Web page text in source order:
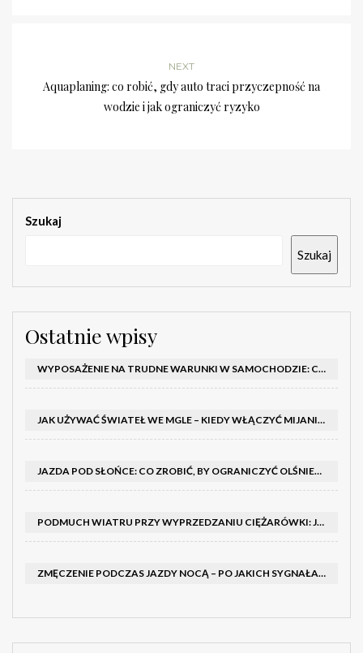
NEXT
Aquaplaning: co robić, gdy auto traci przyczepność na
wodzie i jak ograniczyć ryzyko
Szukaj
Szukaj
Ostatnie wpisy
WYPOSAŻENIE NA TRUDNE WARUNKI W SAMOCHODZIE: CO MIEĆ ZIMĄ, W TRASIE I NA WYPADEK AWARII
JAK UŻYWAĆ ŚWIATEŁ WE MGLE – KIEDY WŁĄCZYĆ MIJANIA I PRZECIWMGIELNE ORAZ CZEGO NIE ROBIĆ
JAZDA POD SŁOŃCE: CO ZROBIĆ, BY OGRANICZYĆ OLŚNIENIE I POPRAWIĆ WIDOCZNOŚĆ
PODMUCH WIATRU PRZY WYPRZEDZANIU CIĘŻARÓWKI: JAK UTRZYMAĆ TOR JAZDY I OPANOWAĆ AUTO
ZMĘCZENIE PODCZAS JAZDY NOCĄ – PO JAKICH SYGNAŁACH ROZPOZNAĆ SENNOŚĆ ZA KIEROWNICĄ I KIEDY ZROBIĆ PRZERWĘ